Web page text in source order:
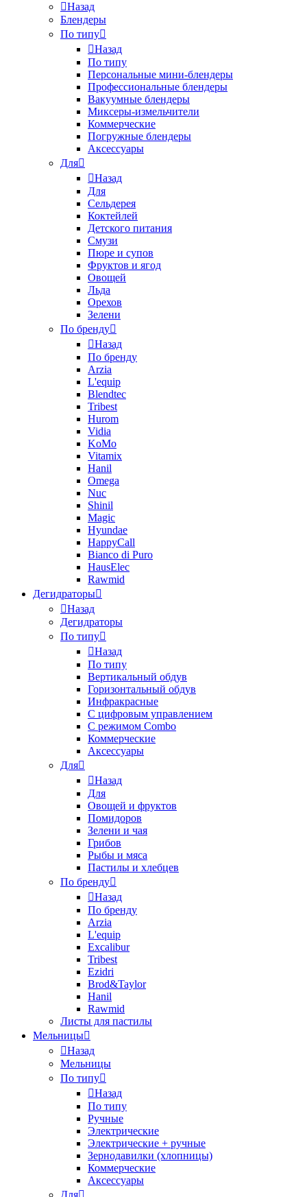
Назад
Блендеры
По типу
Назад
По типу
Персональные мини-блендеры
Профессиональные блендеры
Вакуумные блендеры
Миксеры-измельчители
Коммерческие
Погружные блендеры
Аксессуары
Для
Назад
Для
Сельдерея
Коктейлей
Детского питания
Смузи
Пюре и супов
Фруктов и ягод
Овощей
Льда
Орехов
Зелени
По бренду
Назад
По бренду
Arzia
L'equip
Blendtec
Tribest
Hurom
Vidia
KoMo
Vitamix
Hanil
Omega
Nuc
Shinil
Magic
Hyundae
HappyCall
Bianco di Puro
HausElec
Rawmid
Дегидраторы
Назад
Дегидраторы
По типу
Назад
По типу
Вертикальный обдув
Горизонтальный обдув
Инфракрасные
С цифровым управлением
С режимом Combo
Коммерческие
Аксессуары
Для
Назад
Для
Овощей и фруктов
Помидоров
Зелени и чая
Грибов
Рыбы и мяса
Пастилы и хлебцев
По бренду
Назад
По бренду
Arzia
L'equip
Excalibur
Tribest
Ezidri
Brod&Taylor
Hanil
Rawmid
Листы для пастилы
Мельницы
Назад
Мельницы
По типу
Назад
По типу
Ручные
Электрические
Электрические + ручные
Зернодавилки (хлопницы)
Коммерческие
Аксессуары
Для